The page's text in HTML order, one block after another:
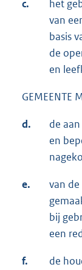
c.
het
van
basis
de
en
GEMEENTE
d.
de
en
e.
van
bij
een
f.
de